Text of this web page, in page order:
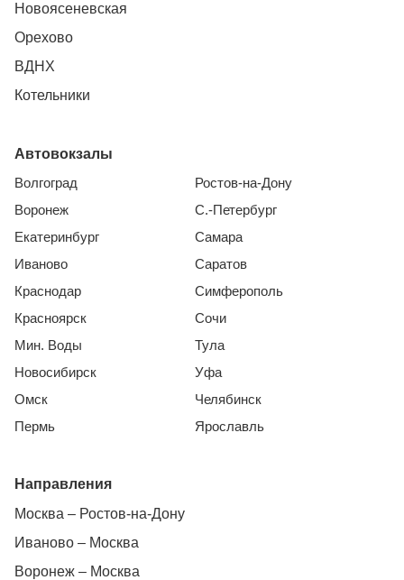
Новоясеневская
Орехово
ВДНХ
Котельники
Автовокзалы
Волгоград
Воронеж
Екатеринбург
Иваново
Краснодар
Красноярск
Мин. Воды
Новосибирск
Омск
Пермь
Ростов-на-Дону
С.-Петербург
Самара
Саратов
Симферополь
Сочи
Тула
Уфа
Челябинск
Ярославль
Направления
Москва – Ростов-на-Дону
Иваново – Москва
Воронеж – Москва